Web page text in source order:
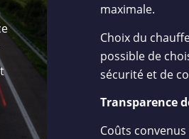
maximale.
Choix du
possible de
sécurité et de
Transparence
Coûts